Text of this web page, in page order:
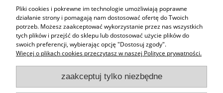
Moje konto
Informacje
Pliki cookies i pokrewne im technologie umożliwiają poprawne
działanie strony i pomagają nam dostosować ofertę do Twoich
potrzeb. Możesz zaakceptować wykorzystanie przez nas wszystkich
tych plików i przejść do sklepu lub dostosować użycie plików do
swoich preferencji, wybierając opcję "Dostosuj zgody".
Więcej o plikach cookies przeczytasz w naszej Polityce prywatności.
zaakceptuj tylko niezbędne